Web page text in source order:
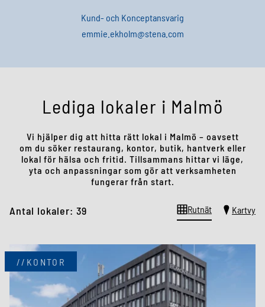
Kund- och Konceptansvarig
emmie ekholm@stena. com
Lediga lokaler i Malmö
Vi hjälper dig att hitta rätt lokal i Malmö – oavsett
om du söker restaurang, kontor, butik, hantverk eller
lokal för hälsa och fritid. Tillsammans hittar vi läge,
yta och anpassningar som gör att verksamheten
fungerar från start.
Antal lokaler: 39 Rutnät Kartvy
//KONTOR